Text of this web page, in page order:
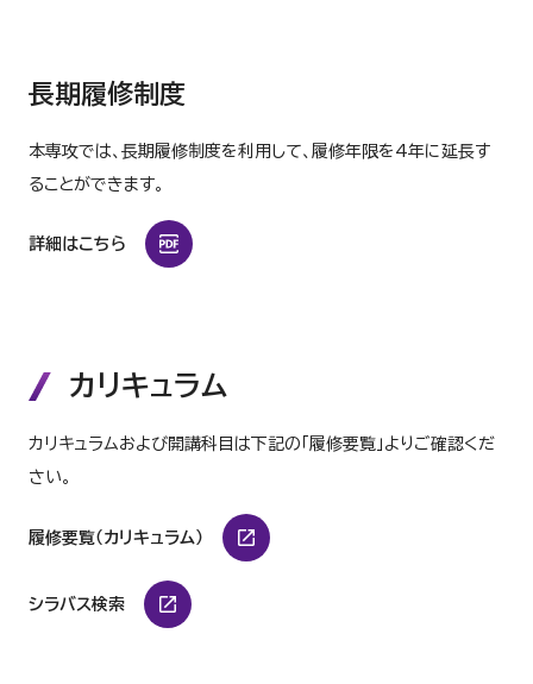
長期履修制度
本専攻では、長期履修制度を利用して、履修年限を4年に延長す
ることができます。
詳細はこちら
カリキュラム
カリキュラムおよび開講科目は下記の「履修要覧」よりご確認くだ
さい。
履修要覧（カリキュラム）
シラバス検索